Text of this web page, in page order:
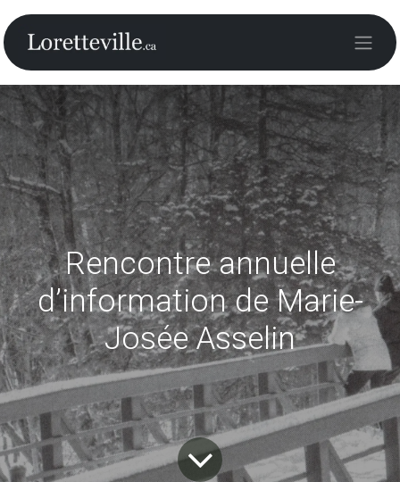
Rencontre annuelle
d’information de Marie-
Josée Asselin